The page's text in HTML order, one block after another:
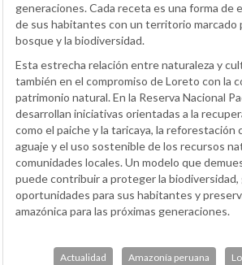
generaciones. Cada receta es una forma de
de sus habitantes con un territorio marcado
bosque y la biodiversidad.
Esta estrecha relación entre naturaleza y
también en el compromiso de Loreto con la
patrimonio natural. En la Reserva Nacional
desarrollan iniciativas orientadas a la
como el paiche y la taricaya, la reforestación
aguaje y el uso sostenible de los recursos
comunidades locales. Un modelo que
puede contribuir a proteger la biodiversidad,
oportunidades para sus habitantes y
amazónica para las próximas generaciones.
Actualidad Amazonía peruana